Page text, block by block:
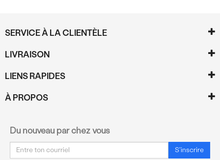
SERVICE À LA CLIENTÈLE
LIVRAISON
LIENS RAPIDES
À PROPOS
Du nouveau par chez vous
Courriel S'inscrire